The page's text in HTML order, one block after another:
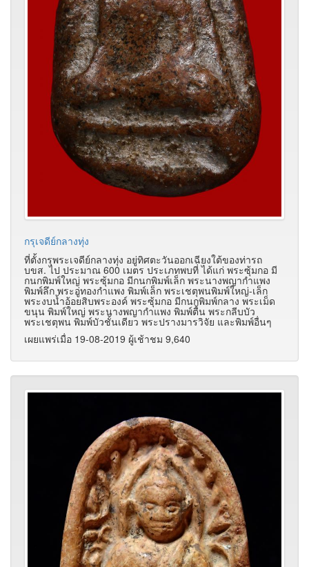
กรุเจดีย์กลางทุ่ง
ที่ตั้งกรุพระเจดีย์กลางทุ่ง อยู่ทิศตะวันออกเฉียงใต้ของท่ารถ
บขส. ไป ประมาณ 600 เมตร ประเภทพบที่ ได้แก่ พระซุ้มกอ มี
กนกพิมพ์ใหญ่ พระซุ้มกอ มีกนกพิมพ์เล็ก พระนางพญากำแพง
พิมพ์ลึก พระอู่ทองกำแพง พิมพ์เล็ก พระเชตุพนพิมพ์ใหญ่-เล็ก
พระงบน้ำอ้อยสิบพระองค์ พระซุ้มกอ มีกนกพิมพ์กลาง พระเม็ด
ขนุน พิมพ์ใหญ่ พระนางพญากำแพง พิมพ์ตื้น พระกลีบบัว
พระเชตุพน พิมพ์บัวชั้นเดียว พระปรางมารวิจัย และพิมพ์อื่นๆ
เผยแพร่เมื่อ 19-08-2019 ผู้เช้าชม 9,640